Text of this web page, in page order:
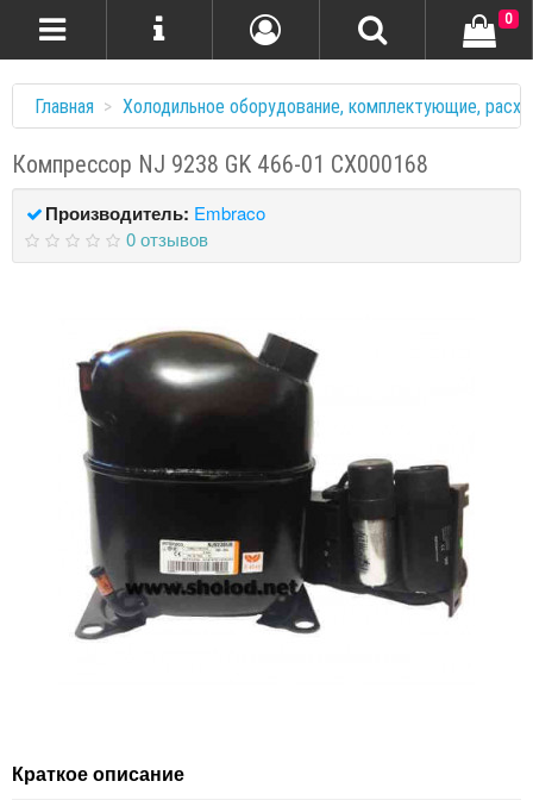
0
Главная Холодильное оборудование, комплектующие,
Компрессор NJ 9238 GK 466-01 СХ000168
Производитель: Embraco
0 отзывов
Краткое описание